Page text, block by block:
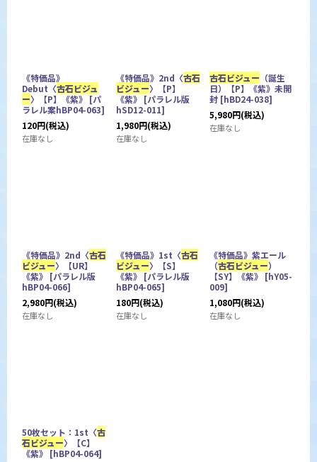
《特価品》
Debut〈古石ビジュ
ー〉【P】《紫》 [パ
ラレル案hBP04-063]
120円(税込)
在庫なし
《特価品》2nd〈古石
ビジュー〉【P】
《紫》 [パラレル版
hSD12-011]
1,980円(税込)
在庫なし
古石ビジュー （誕生
日）【P】《紫》未開
封 [hBD24-038]
5,980円(税込)
在庫なし
《特価品》2nd〈古石
ビジュー〉【UR】
《紫》 [パラレル版
hBP04-066]
2,980円(税込)
在庫なし
《特価品》1st〈古石
ビジュー〉【S】
《紫》 [パラレル版
hBP04-065]
180円(税込)
在庫なし
《特価品》紫エール
（古石ビジュー）
【SY】《紫》 [hY05-
009]
1,080円(税込)
在庫なし
50枚セット：1st〈古
石ビジュー〉【C】
《紫》 [hBP04-064]